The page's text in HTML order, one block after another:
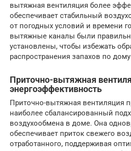
вытяжная вентиляция более
обеспечивает стабильный
от погодных условий и времени
вытяжные каналы были
установлены, чтобы избежать
распространения запахов по
Приточно-вытяжная
энергоэффективность
Приточно-вытяжная вентиляция
наиболее сбалансированный
воздухообмена в доме. Она
обеспечивает приток свежего
отработанного, поддерживая